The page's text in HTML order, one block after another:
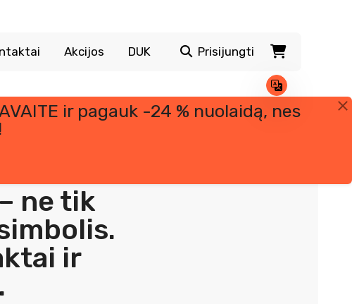
Akcijos DUK Prisijungti
ir pagauk -24 % nuolaidą, nes
ne tik
ir